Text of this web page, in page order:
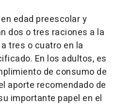
edad preescolar y
dos o tres raciones a la
tres o cuatro en la
En los adultos, es
de consumo de
aporte recomendado de
importante papel en el